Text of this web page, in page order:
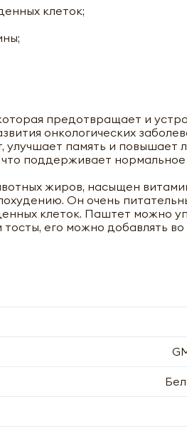
клеток;
предотвращает и
онкологических
память и повышает
поддерживает
жиров, насыщен
Он очень
клеток. Паштет можно
его можно добавлять
+